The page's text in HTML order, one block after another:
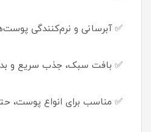
✅ آبرسانی و نرم‌کنندگی
✅ بافت سبک، جذب سریع و
✅ مناسب برای انواع